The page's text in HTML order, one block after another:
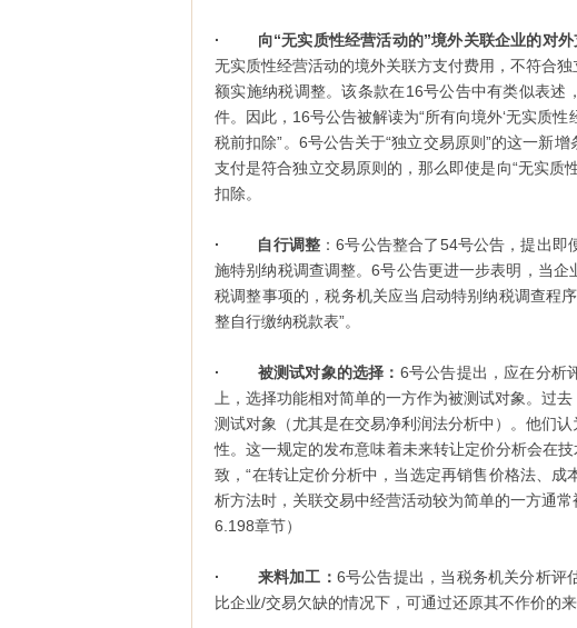
· 向“无实质性经营活动的”境外关联企业的对外
无实质性经营活动的境外关联方支付费用，不符合
额实施纳税调整。该条款在16号公告中有类似表述
件。因此，16号公告被解读为“所有向境外‘无实质
税前扣除”。6号公告关于“独立交易原则”的这一新
支付是符合独立交易原则的，那么即使是向“无实质
扣除。
· 自行调整 ：6号公告整合了54号公告，提出
施特别纳税调查调整。6号公告更进一步表明，当
税调整事项的，税务机关应当启动特别纳税调查程
整自行缴纳税款表”。
· 被测试对象的选择： 6号公告提出，应在分析
上，选择功能相对简单的一方作为被测试对象。过
测试对象（尤其是在交易净利润法分析中）。他们
性。这一规定的发布意味着未来转让定价分析会在
致，“在转让定价分析中，当选定再销售价格法、
析方法时，关联交易中经营活动较为简单的一方通
6.198章节）
· 来料加工： 6号公告提出，当税务机关分析评
比企业/交易欠缺的情况下，可通过还原其不作价的